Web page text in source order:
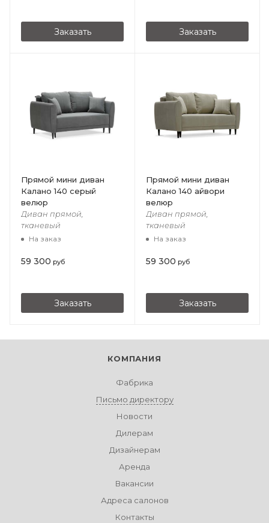
Заказать Заказать
Прямой мини диван
Калано 140 серый
велюр
Диван прямой,
тканевый
На заказ
59 300 руб
Заказать
Прямой мини диван
Калано 140 айвори
велюр
Диван прямой,
тканевый
На заказ
59 300 руб
Заказать
КОМПАНИЯ
Фабрика
Письмо директору
Новости
Дилерам
Дизайнерам
Аренда
Вакансии
Адреса салонов
Контакты